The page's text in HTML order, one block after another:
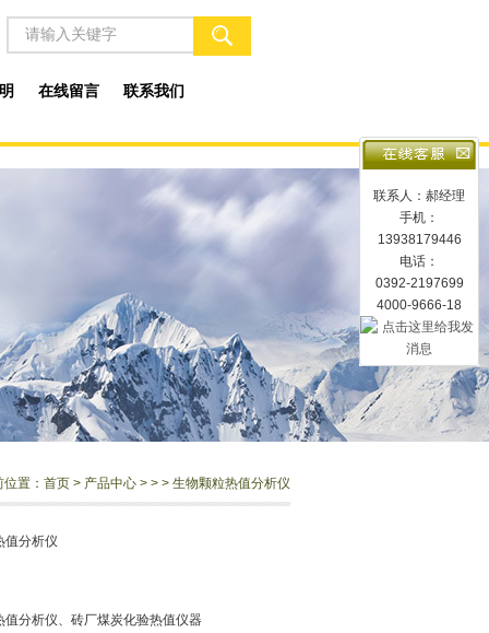
在线留言 联系我们
位置： 首页 > 产品中心 > > > 生物颗粒热值分析仪
值分析仪
值分析仪、砖厂煤炭化验热值仪器
联系人：郝经理
手机：
13938179446
电话：
0392-2197699
4000-9666-18